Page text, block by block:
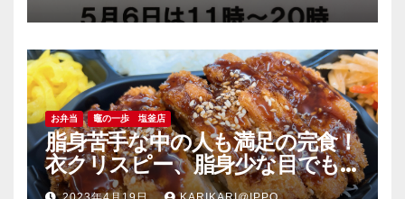
お弁当 竈の一歩 塩釜店
脂身苦手な中の人も満足の完食！
衣クリスピー、脂身少な目でも
旨い豚肉のソーストンカツ弁当